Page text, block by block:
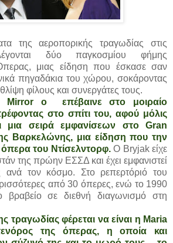
της αεροπορικής τραγωδίας στις
δύο παγκοσμίου φήμης
μιας είδηση που έσκασε σαν
πηγαδάκια του χώρου, σοκάροντας
φίλους και συνεργάτες τους.
ο επέβαινε στο μοιραίο
στο σπίτι του, αφού μόλις
μια σειρά εμφανίσεων στο Gran
Βαρκελώνης, μια είδηση που την
του Ντίσελντορφ. Ο Bryjak είχε
της πρώην ΕΣΣΔ και έχει εμφανιστεί
ανά τον κόσμο. Στο ρεπερτόριό του
από 30 όπερες, ενώ το 1990
βραβείο σε διεθνή διαγωνισμό στη
τραγωδίας φέρεται να είναι η Maria
της όπερας, η οποία και